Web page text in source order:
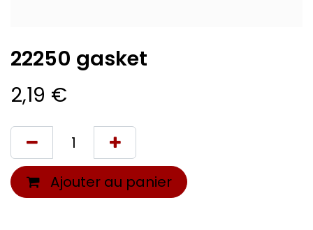
22250 gasket
2,19 €
Ajouter au panier